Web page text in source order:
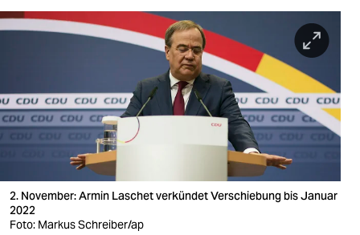
berlin
wahrheit
verlag
veranstaltungen
shop
2. November: Armin Laschet verkündet Verschiebung bis Januar
2022
Foto: Markus Schreiber/ap